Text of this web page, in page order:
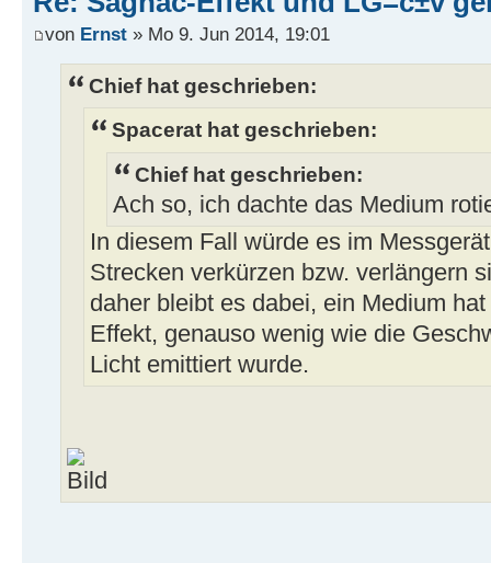
von Ernst » Mo 9. Jun 2014, 19:01
Chief hat geschrieben:
Spacerat hat geschrieben:
Chief hat geschrieben:
Ach so, ich dachte das Medium
In diesem Fall würde es im
Strecken verkürzen bzw. verlängern
daher bleibt es dabei, ein Medium
Effekt, genauso wenig wie die
Licht emittiert wurde.